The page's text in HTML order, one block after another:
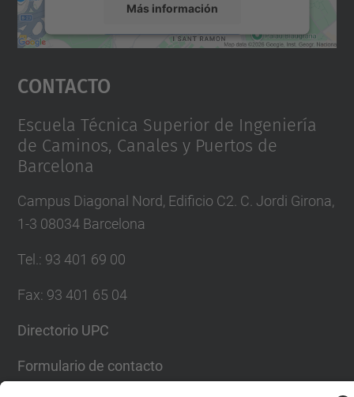
Más información
Aceptar
powered by
Contacto
Escuela Técnica Superior de Ingeniería
de Caminos, Canales y Puertos de
Barcelona
Campus Diagonal Nord, Edificio C2. C. Jordi Girona,
1-3 08034 Barcelona
Tel. : 93 401 69 00
Fax: 93 401 65 04
Directorio UPC
Formulario de contacto